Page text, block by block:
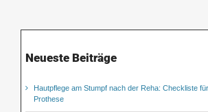
Neueste Beiträge
Hautpflege am Stumpf nach der Reha: Checkliste
Prothese